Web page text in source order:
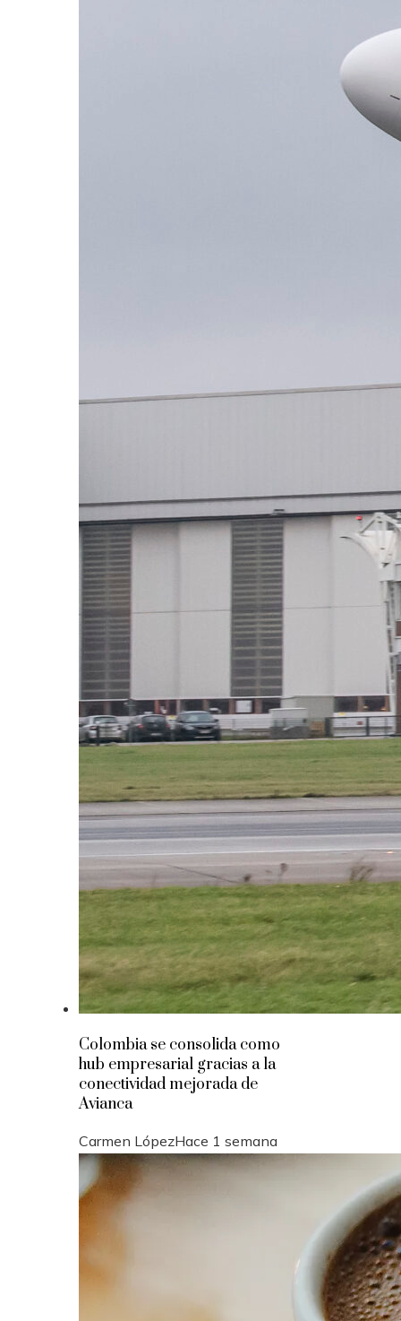
Colombia se consolida como
hub empresarial gracias a la
conectividad mejorada de
Avianca
Carmen LópezHace 1 semana